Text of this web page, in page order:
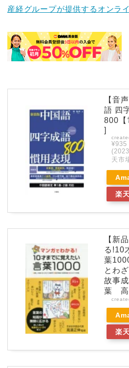
産経グループが提供するオンラ
【音
語 四
800【
]
¥935
天市
楽
【新
る!10
葉
とわ
故事
葉 高
楽